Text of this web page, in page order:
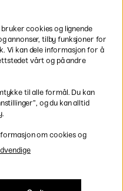
fraktvilkårgjelder for
varer.
levering
cookies og lignende
annonser, tilby funksjoner for
Vi kan dele informasjon for å
vårt og på andre
til alle formål. Du kan
og du kan alltid
om cookies og